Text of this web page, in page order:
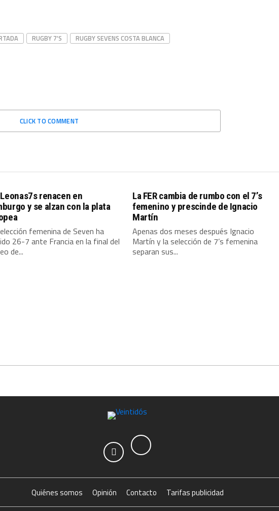
RUGBY 7'S RUGBY SEVENS COSTA BLANCA
CLICK TO COMMENT
renacen en
y se alzan con la plata
femenina de Seven ha
26-7 ante Francia en la final del
de...
La FER cambia de rumbo con el 7’s
femenino y prescinde de Ignacio
Martín
Apenas dos meses después Ignacio
Martín y la selección de 7’s femenina
separan sus...
Quiénes somos Opinión Contacto Tarifas publicidad